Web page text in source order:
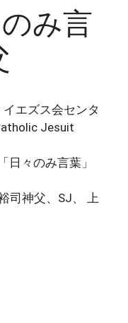
み言
エズス会センタ
Jesuit
日々のみ言葉」
司神父、SJ、 上